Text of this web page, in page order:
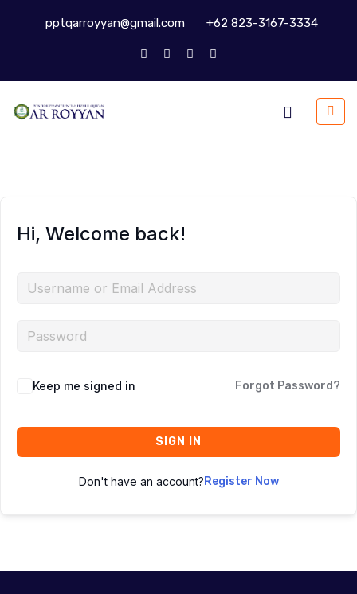
pptqarroyyan@gmail.com +62 823-3167-3334
Hi, Welcome back!
Keep me signed in Forgot Password?
SIGN IN
Don't have an account?Register Now